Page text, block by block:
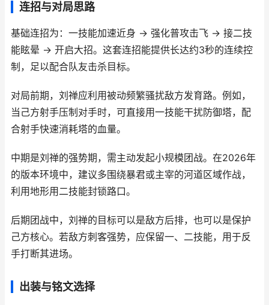
连招与对局思路
基础连招为：一技能加速近身 -> 强化普攻击飞 -> 接二技
能眩晕 -> 开启大招。这套连招能提供长达约3秒的连续控
制，足以配合队友击杀目标。
对局前期，刘禅应利用被动频繁骚扰敌方发育路。例如，
当己方射手压制对手时，可直接用一技能干扰防御塔，配
合射手快速消耗塔的血量。
中期是刘禅的强势期，需主动发起小规模团战。在2026年
的版本环境中，建议多围绕暴君或主宰的河道区域作战，
利用地形用二技能封锁路口。
后期团战中，刘禅的目标可以是敌方后排，也可以是保护
己方核心。若敌方刺客强势，应保留一、二技能，用于反
手打断其进场。
出装与铭文选择